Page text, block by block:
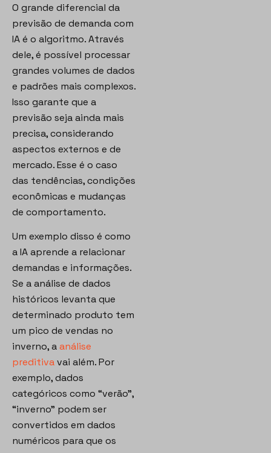
O grande diferencial da
previsão de demanda com
IA é o algoritmo. Através
dele, é possível processar
grandes volumes de dados
e padrões mais complexos.
Isso garante que a
previsão seja ainda mais
precisa, considerando
aspectos externos e de
mercado. Esse é o caso
das tendências, condições
econômicas e mudanças
de comportamento.
Um exemplo disso é como
a IA aprende a relacionar
demandas e informações.
Se a análise de dados
históricos levanta que
determinado produto tem
um pico de vendas no
inverno, aanálise
preditivavai além. Por
exemplo, dados
categóricos como “verão”,
“inverno” podem ser
convertidos em dados
numéricos para que os